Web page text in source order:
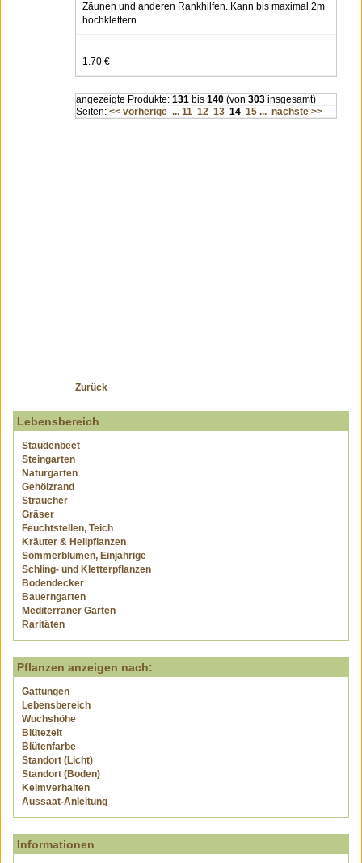
Zäunen und anderen Rankhilfen. Kann bis maximal 2m
hochklettern...
1.70 €
angezeigte Produkte: 131 bis 140 (von 303 insgesamt)
Seiten: << vorherige ... 11 12 13 14 15 ... nächste >>
Zurück
Lebensbereich
Staudenbeet
Steingarten
Naturgarten
Gehölzrand
Sträucher
Gräser
Feuchtstellen, Teich
Kräuter & Heilpflanzen
Sommerblumen, Einjährige
Schling- und Kletterpflanzen
Bodendecker
Bauerngarten
Mediterraner Garten
Raritäten
Pflanzen anzeigen nach:
Gattungen
Lebensbereich
Wuchshöhe
Blütezeit
Blütenfarbe
Standort (Licht)
Standort (Boden)
Keimverhalten
Aussaat-Anleitung
Informationen